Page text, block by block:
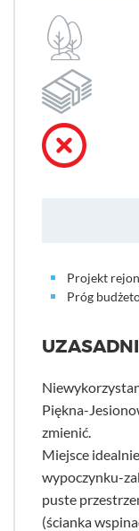
Projekt
Próg
Piękna-
zmienić.
Miejsce
wypoczynku-
puste
(ścianka